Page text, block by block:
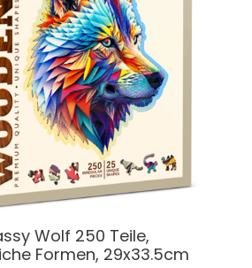
Wolf 250 Teile,
Formen, 29x33.5cm